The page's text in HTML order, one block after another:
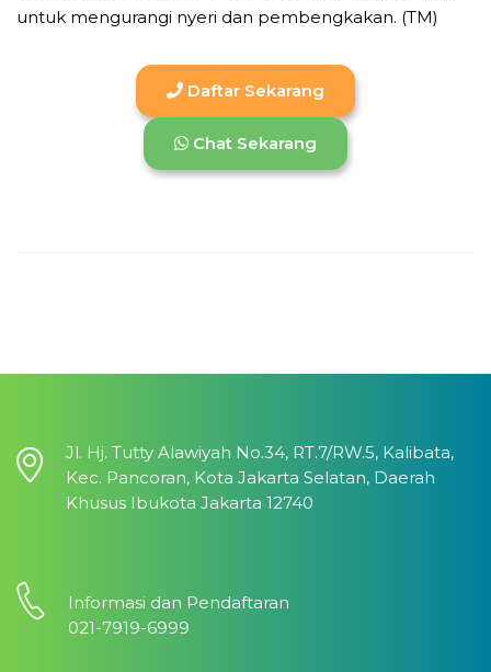
untuk mengurangi nyeri dan pembengkakan. (TM)
Daftar Sekarang
Chat Sekarang
Jl. Hj. Tutty Alawiyah No.34, RT.7/RW.5, Kalibata,
Kec. Pancoran, Kota Jakarta Selatan, Daerah
Khusus Ibukota Jakarta 12740
Informasi dan Pendaftaran
021-7919-6999